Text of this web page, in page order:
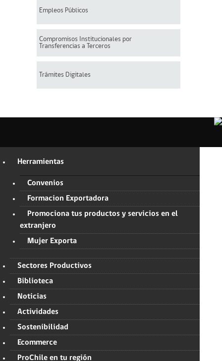
Empleos Públicos
Compromisos Institucionales por
Transferencias a Terceros
Trámites Digitales
Herramientas
Convenios
Formacion Exportadora
Promociona tus productos y servicios en el
extranjero
Mujer Exporta
Sectores Productivos
Biblioteca
Noticias
Actividades
Sostenibilidad
Ecommerce
ProChile en tu región